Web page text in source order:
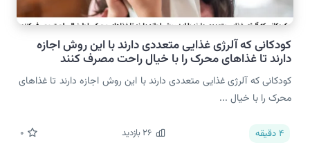
کودکانی که آلرژی غذایی متعددی دارند با این روش اجازه
دارند تا غذاهای محرک را با خیال راحت مصرف کنند
کودکانی که آلرژی غذایی متعددی دارند با این روش اجازه دارند تا غذاهای
محرک را با خیال ...
4 دقیقه 26 بازدید 0